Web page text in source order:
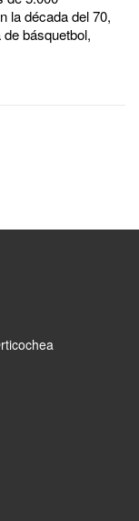
la década del 70,
básquetbol,